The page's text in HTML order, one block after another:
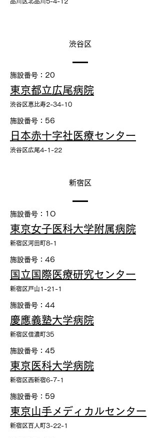
渋谷区
施設番号：20
東京都立広尾病院
渋谷区恵比寿2-34-10
施設番号：56
日本赤十字社医療センター
渋谷区広尾4-1-22
新宿区
施設番号：1O
東京女子医科大学附属病院
新宿区河田町8-1
施設番号：46
国立国際医療研究センター
新宿区戸山1-21-1
施設番号：44
慶應義塾大学病院
新宿区信濃町35
施設番号：45
東京医科大学病院
新宿区西新宿6-7-1
施設番号：59
東京山手メディカルセンター
新宿区百人町3-22-1